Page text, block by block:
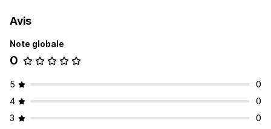
Avis
Note globale
0
5
0
4
0
3
0